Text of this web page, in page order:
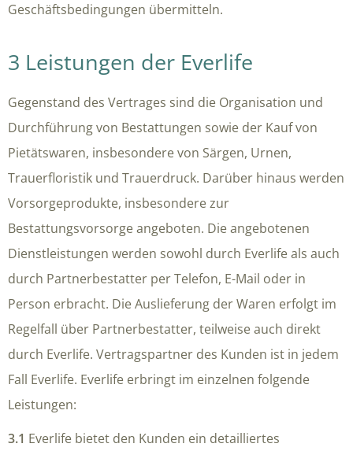
Geschäftsbedingungen übermitteln.
3 Leistungen der Everlife
Gegenstand des Vertrages sind die Organisation und
Durchführung von Bestattungen sowie der Kauf von
Pietätswaren, insbesondere von Särgen, Urnen,
Trauerfloristik und Trauerdruck. Darüber hinaus werden
Vorsorgeprodukte, insbesondere zur
Bestattungsvorsorge angeboten. Die angebotenen
Dienstleistungen werden sowohl durch Everlife als auch
durch Partnerbestatter per Telefon, E-Mail oder in
Person erbracht. Die Auslieferung der Waren erfolgt im
Regelfall über Partnerbestatter, teilweise auch direkt
durch Everlife. Vertragspartner des Kunden ist in jedem
Fall Everlife. Everlife erbringt im einzelnen folgende
Leistungen:
3.1 Everlife bietet den Kunden ein detailliertes